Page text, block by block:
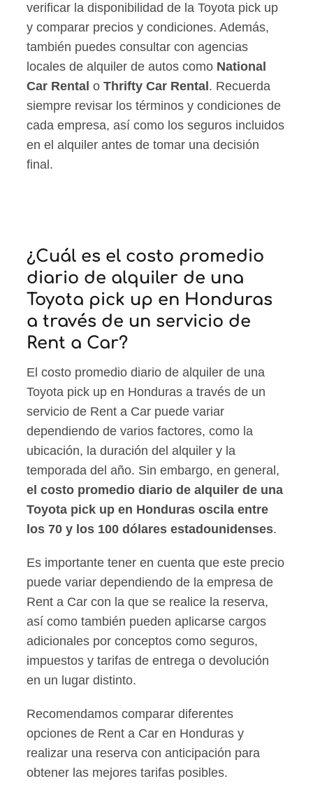
verificar la disponibilidad de la Toyota pick up
y comparar precios y condiciones. Además,
también puedes consultar con agencias
locales de alquiler de autos como National
Car Rental oThrifty Car Rental . Recuerda
siempre revisar los términos y condiciones de
cada empresa, así como los seguros incluidos
en el alquiler antes de tomar una decisión
final.
¿Cuál es el costo promedio
diario de alquiler de una
Toyota pick up en Honduras
a través de un servicio de
Rent a Car?
El costo promedio diario de alquiler de una
Toyota pick up en Honduras a través de un
servicio de Rent a Car puede variar
dependiendo de varios factores, como la
ubicación, la duración del alquiler y la
temporada del año. Sin embargo, en general,
el costo promedio diario de alquiler de una
Toyota pick up en Honduras oscila entre
los 70 y los 100 dólares estadounidenses.
Es importante tener en cuenta que este precio
puede variar dependiendo de la empresa de
Rent a Car con la que se realice la reserva,
así como también pueden aplicarse cargos
adicionales por conceptos como seguros,
impuestos y tarifas de entrega o devolución
en un lugar distinto.
Recomendamos comparar diferentes
opciones de Rent a Car en Honduras y
realizar una reserva con anticipación para
obtener las mejores tarifas posibles.